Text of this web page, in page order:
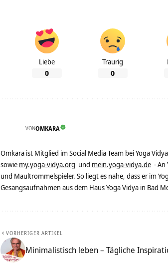
Liebe
0
Traurig
0
VONOMKARA
Omkara ist Mitglied im Social Media Team bei Yoga
sowie my.yoga-vidya.org und mein.yoga-vidya.de - An
und Maultrommelspieler. So liegt es nahe, dass er im
Gesangsaufnahmen aus dem Haus Yoga Vidya in Bad
VORHERIGER ARTIKEL
Minimalistisch leben – Tägliche